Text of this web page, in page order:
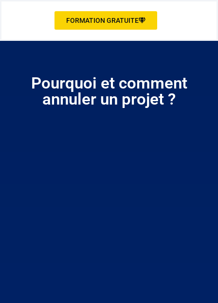
FORMATION GRATUITE
Pourquoi et comment
annuler un projet ?